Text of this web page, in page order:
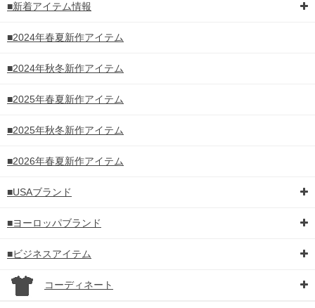
■新着アイテム情報
■2024年春夏新作アイテム
■2024年秋冬新作アイテム
■2025年春夏新作アイテム
■2025年秋冬新作アイテム
■2026年春夏新作アイテム
■USAブランド
■ヨーロッパブランド
■ビジネスアイテム
コーディネート